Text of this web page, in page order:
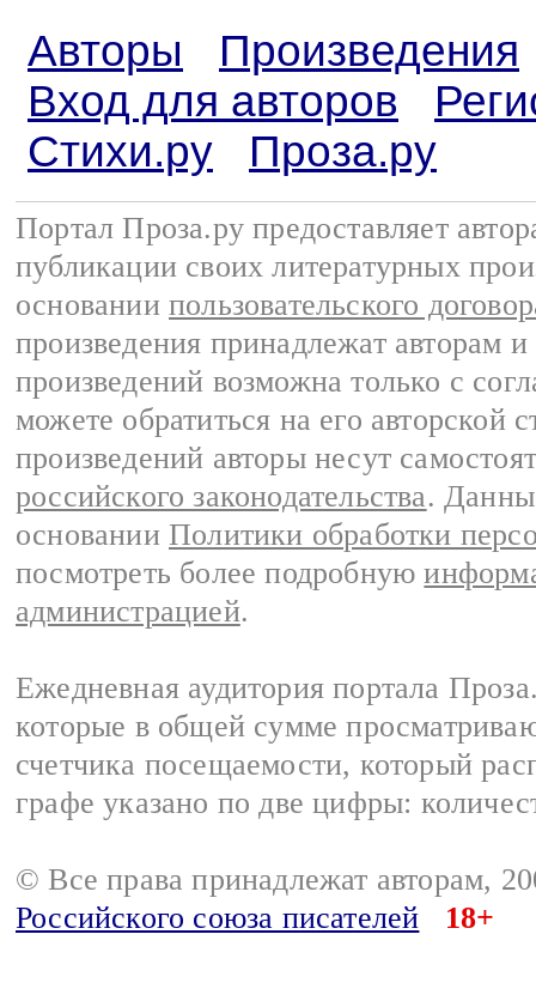
Авторы
Произведения
Вход для авторов
Стихи.ру
Проза.ру
Портал Проза.ру предоставляет
публикации своих литературных
основании пользовательского
произведения принадлежат авторам
произведений возможна только с
можете обратиться на его авторской
произведений авторы несут
российского законодательства.
основании Политики обработки
посмотреть более подробную
администрацией.
Ежедневная аудитория портала
которые в общей сумме
счетчика посещаемости, который
графе указано по две цифры:
© Все права принадлежат авторам,
Российского союза писателей
18+